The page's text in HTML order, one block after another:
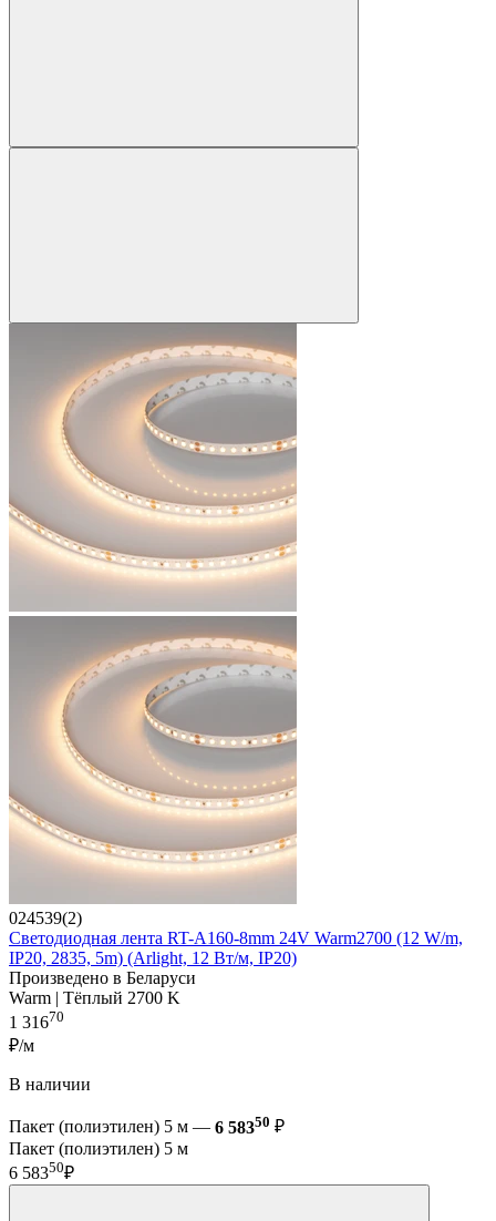
024539(2)
Светодиодная лента RT-A160-8mm 24V Warm2700 (12 W/m,
IP20, 2835, 5m) (Arlight, 12 Вт/м, IP20)
Произведено в Беларуси
Warm | Тёплый 2700 K
1 31670
₽/м
В наличии
Пакет (полиэтилен) 5 м — 6 58350 ₽
Пакет (полиэтилен) 5 м
6 58350₽